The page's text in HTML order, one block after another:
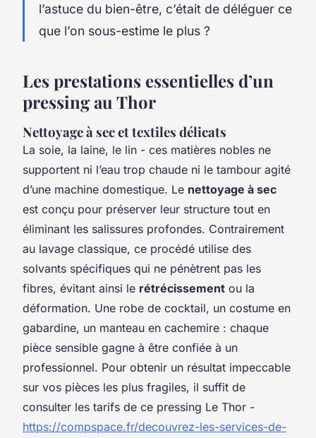
l’astuce du bien-être, c’était de déléguer ce
que l’on sous-estime le plus ?
Les prestations essentielles d’un
pressing au Thor
Nettoyage à sec et textiles délicats
La soie, la laine, le lin - ces matières nobles ne
supportent ni l’eau trop chaude ni le tambour agité
d’une machine domestique. Le nettoyage à sec
est conçu pour préserver leur structure tout en
éliminant les salissures profondes. Contrairement
au lavage classique, ce procédé utilise des
solvants spécifiques qui ne pénètrent pas les
fibres, évitant ainsi le rétrécissement ou la
déformation. Une robe de cocktail, un costume en
gabardine, un manteau en cachemire : chaque
pièce sensible gagne à être confiée à un
professionnel. Pour obtenir un résultat impeccable
sur vos pièces les plus fragiles, il suffit de
consulter les tarifs de ce pressing Le Thor -
https://compspace.fr/decouvrez-les-services-de-